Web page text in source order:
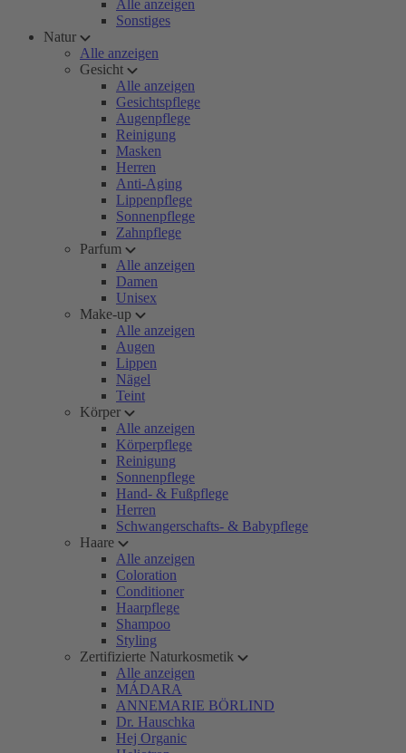
Alle anzeigen
Sonstiges
Natur
Alle anzeigen
Gesicht
Alle anzeigen
Gesichtspflege
Augenpflege
Reinigung
Masken
Herren
Anti-Aging
Lippenpflege
Sonnenpflege
Zahnpflege
Parfum
Alle anzeigen
Damen
Unisex
Make-up
Alle anzeigen
Augen
Lippen
Nägel
Teint
Körper
Alle anzeigen
Körperpflege
Reinigung
Sonnenpflege
Hand- & Fußpflege
Herren
Schwangerschafts- & Babypflege
Haare
Alle anzeigen
Coloration
Conditioner
Haarpflege
Shampoo
Styling
Zertifizierte Naturkosmetik
Alle anzeigen
MÁDARA
ANNEMARIE BÖRLIND
Dr. Hauschka
Hej Organic